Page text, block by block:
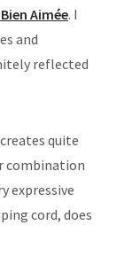
Aimée. I
and
reflected
quite
combination
expressive
cord, does